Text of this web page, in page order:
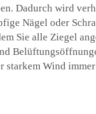
Dadurch wird
Nägel oder
Sie alle Ziegel
Wind